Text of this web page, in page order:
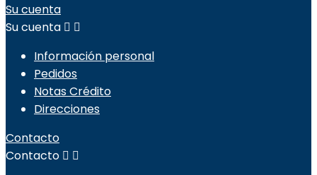
Su cuenta
Su cuenta  
Información personal
Pedidos
Notas Crédito
Direcciones
Contacto
Contacto  